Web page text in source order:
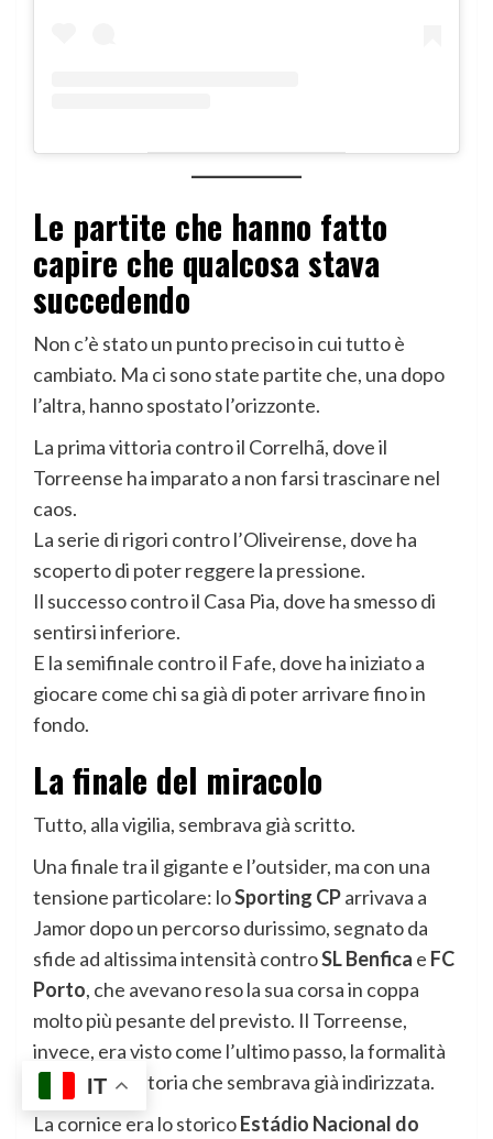
Le partite che hanno fatto
capire che qualcosa stava
succedendo
Non c’è stato un punto preciso in cui tutto è
cambiato. Ma ci sono state partite che, una dopo
l’altra, hanno spostato l’orizzonte.
La prima vittoria contro il Correlhã, dove il
Torreense ha imparato a non farsi trascinare nel
caos.
La serie di rigori contro l’Oliveirense, dove ha
scoperto di poter reggere la pressione.
Il successo contro il Casa Pia, dove ha smesso di
sentirsi inferiore.
E la semifinale contro il Fafe, dove ha iniziato a
giocare come chi sa già di poter arrivare fino in
fondo.
Lafinale del miracolo
Tutto, alla vigilia, sembrava già scritto.
Una finale tra il gigante e l’outsider, ma con una
tensione particolare: loSporting CParrivava a
Jamor dopo un percorso durissimo, segnato da
sfide ad altissima intensità controSL Benfica e FC
Porto, che avevano reso la sua corsa in coppa
molto più pesante del previsto. Il Torreense,
invece, era visto come l’ultimo passo, la formalità
finale di una storia che sembrava già indirizzata.
La cornice era lo storicoEstádio Nacional do
IT